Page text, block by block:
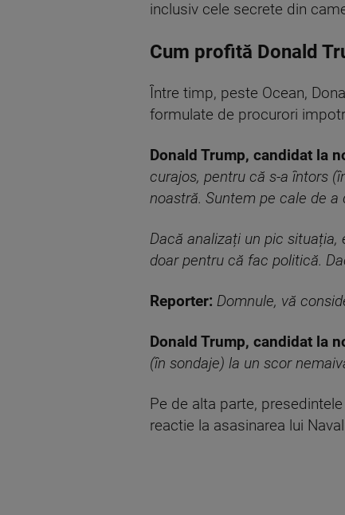
inclusiv cele secrete din
Cum profită Donald
Între timp, peste Ocean,
formulate de procurori
Donald Trump, candidat la
curajos, pentru că s-a întors
noastră. Suntem pe cale de
Dacă analizați un pic situația,
doar pentru că fac politică.
Reporter: Domnule, vă
Donald Trump, candidat la
(în sondaje) la un scor
Pe de alta parte,
reactie la asasinarea lui